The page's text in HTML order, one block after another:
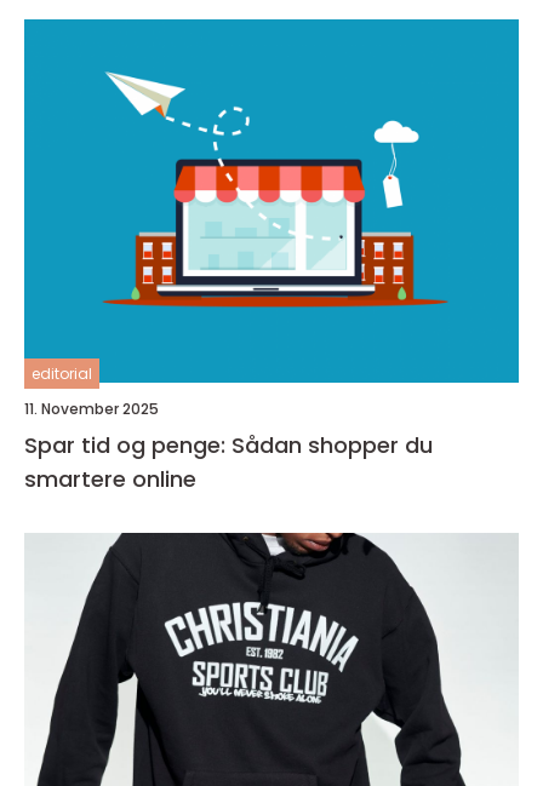
editorial
11. November 2025
Spar tid og penge: Sådan shopper du
smartere online